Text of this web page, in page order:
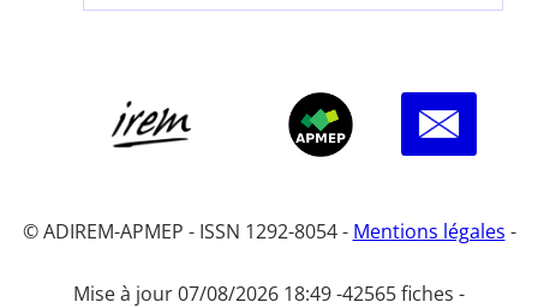
© ADIREM-APMEP - ISSN 1292-8054 - Mentions légales -
Mise à jour 07/08/2026 18:49 -42565 fiches -